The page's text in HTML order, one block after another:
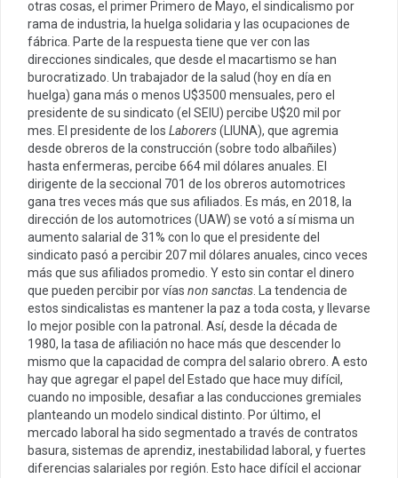
otras cosas, el primer Primero de Mayo, el sindicalismo por
rama de industria, la huelga solidaria y las ocupaciones de
fábrica. Parte de la respuesta tiene que ver con las
direcciones sindicales, que desde el macartismo se han
burocratizado. Un trabajador de la salud (hoy en día en
huelga) gana más o menos U$3500 mensuales, pero el
presidente de su sindicato (el SEIU) percibe U$20 mil por
mes. El presidente de los Laborers(LIUNA), que agremia
desde obreros de la construcción (sobre todo albañiles)
hasta enfermeras, percibe 664 mil dólares anuales. El
dirigente de la seccional 701 de los obreros automotrices
gana tres veces más que sus afiliados. Es más, en 2018, la
dirección de los automotrices (UAW) se votó a sí misma un
aumento salarial de 31% con lo que el presidente del
sindicato pasó a percibir 207 mil dólares anuales, cinco veces
más que sus afiliados promedio. Y esto sin contar el dinero
que pueden percibir por vías non sanctas . La tendencia de
estos sindicalistas es mantener la paz a toda costa, y llevarse
lo mejor posible con la patronal. Así, desde la década de
1980, la tasa de afiliación no hace más que descender lo
mismo que la capacidad de compra del salario obrero. A esto
hay que agregar el papel del Estado que hace muy difícil,
cuando no imposible, desafiar a las conducciones gremiales
planteando un modelo sindical distinto. Por último, el
mercado laboral ha sido segmentado a través de contratos
basura, sistemas de aprendiz, inestabilidad laboral, y fuertes
diferencias salariales por región. Esto hace difícil el accionar